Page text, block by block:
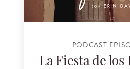
PODCAST
La Fiesta de los